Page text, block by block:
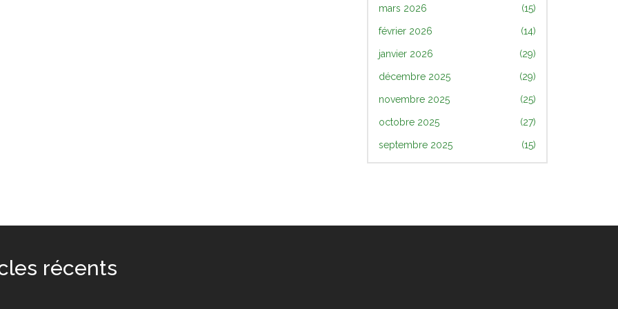
mars 2026 (15)
février 2026 (14)
janvier 2026 (29)
décembre 2025 (29)
novembre 2025 (25)
octobre 2025 (27)
septembre 2025 (15)
récents